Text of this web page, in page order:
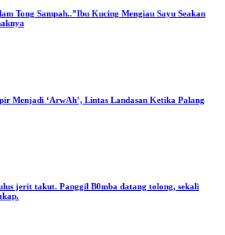
Tong Sampah..”Ibu Kucing Mengiau Sayu Seakan
Menjadi ‘ArwAh’, Lintas Landasan Ketika Palang
jerit takut. Panggil B0mba datang tolong, sekali